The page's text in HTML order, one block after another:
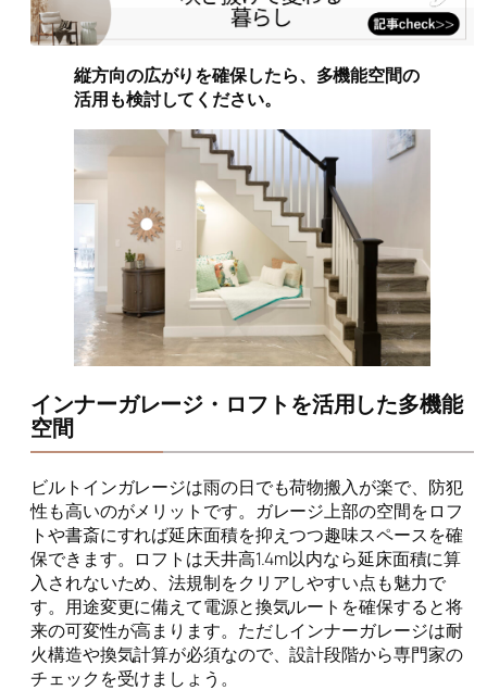
縦方向の広がりを確保したら、多機能空間の
活用も検討してください。
インナーガレージ・ロフトを活用した多機能
空間
ビルトインガレージは雨の日でも荷物搬入が楽で、防犯
性も高いのがメリットです。ガレージ上部の空間をロフ
トや書斎にすれば延床面積を抑えつつ趣味スペースを確
保できます。ロフトは天井高1.4m以内なら延床面積に算
入されないため、法規制をクリアしやすい点も魅力で
す。用途変更に備えて電源と換気ルートを確保すると将
来の可変性が高まります。ただしインナーガレージは耐
火構造や換気計算が必須なので、設計段階から専門家の
チェックを受けましょう。